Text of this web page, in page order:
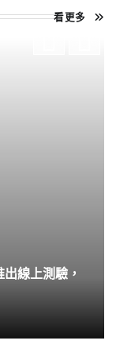
看更多
線上測驗，